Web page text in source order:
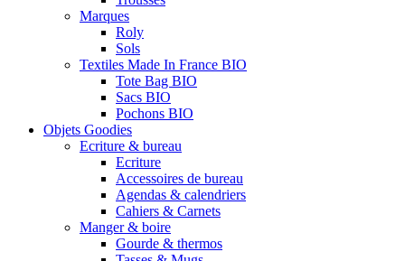
Marques
Roly
Sols
Textiles Made In France BIO
Tote Bag BIO
Sacs BIO
Pochons BIO
Objets Goodies
Ecriture & bureau
Ecriture
Accessoires de bureau
Agendas & calendriers
Cahiers & Carnets
Manger & boire
Gourde & thermos